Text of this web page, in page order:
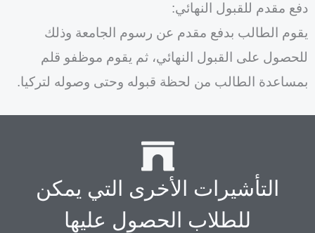
دفع مقدم للقبول النهائي:
يقوم الطالب بدفع مقدم عن رسوم الجامعة وذلك
للحصول على القبول النهائي، ثم يقوم موظفو قلم
بمساعدة الطالب من لحظة قبوله وحتى وصوله لتركيا.
التأشيرات الأخرى التي يمكن
للطلاب الحصول عليها